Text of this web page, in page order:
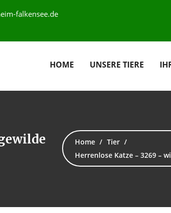
falkensee.de
HOME UNSERE TIERE
Home
Tier
Herrenlose Katze – 3269 –